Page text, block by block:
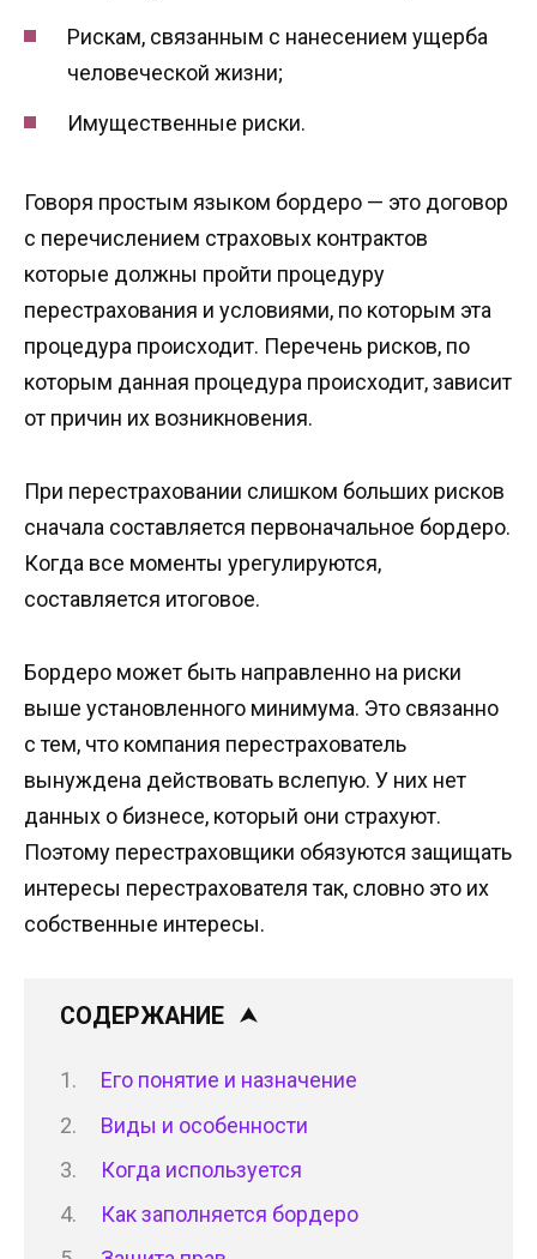
Рискам, связанным с нанесением ущерба
человеческой жизни;
Имущественные риски.
Говоря простым языком бордеро — это договор
с перечислением страховых контрактов
которые должны пройти процедуру
перестрахования и условиями, по которым эта
процедура происходит. Перечень рисков, по
которым данная процедура происходит, зависит
от причин их возникновения.
При перестраховании слишком больших рисков
сначала составляется первоначальное бордеро.
Когда все моменты урегулируются,
составляется итоговое.
Бордеро может быть направленно на риски
выше установленного минимума. Это связанно
с тем, что компания перестрахователь
вынуждена действовать вслепую. У них нет
данных о бизнесе, который они страхуют.
Поэтому перестраховщики обязуются защищать
интересы перестрахователя так, словно это их
собственные интересы.
СОДЕРЖАНИЕ
Его понятие и назначение
Виды и особенности
Когда используется
Как заполняется бордеро